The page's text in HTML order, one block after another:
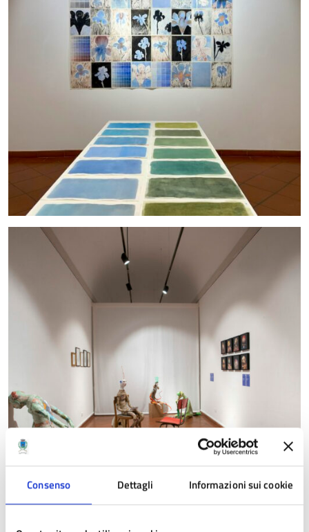
Consenso Dettagli Informazioni sui cookie